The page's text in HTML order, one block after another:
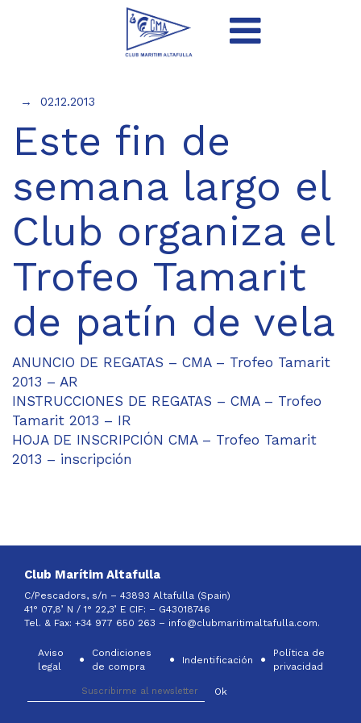
02.12.2013
Este fin de
semana largo el
Club organiza el
Trofeo Tamarit
de patín de vela
ANUNCIO DE REGATAS – CMA – Trofeo Tamarit
2013 – AR
INSTRUCCIONES DE REGATAS – CMA – Trofeo
Tamarit 2013 – IR
HOJA DE INSCRIPCIÓN CMA – Trofeo Tamarit
2013 – inscripción
Club Marítim Altafulla
C/Pescadors, s/n – 43893 Altafulla (Spain)
41° 07,8’ N / 1° 22,3’ E CIF: – G43018746
Tel. & Fax: +34 977 650 263 – info@clubmaritimaltafulla.com.
Aviso
legal
Condiciones
de compra
Indentificación
Política de
privacidad